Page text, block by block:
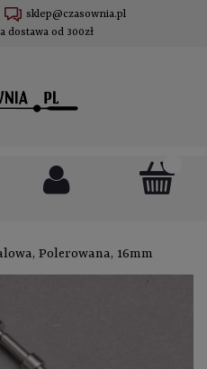
sklep@czasownia.pl
dostawa od 300zł
Polerowana, 16mm